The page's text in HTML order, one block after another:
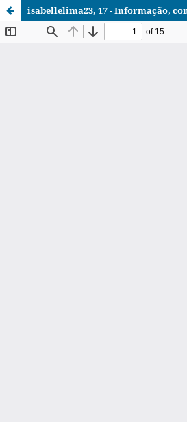
isabellelima23, 17 - Informação,